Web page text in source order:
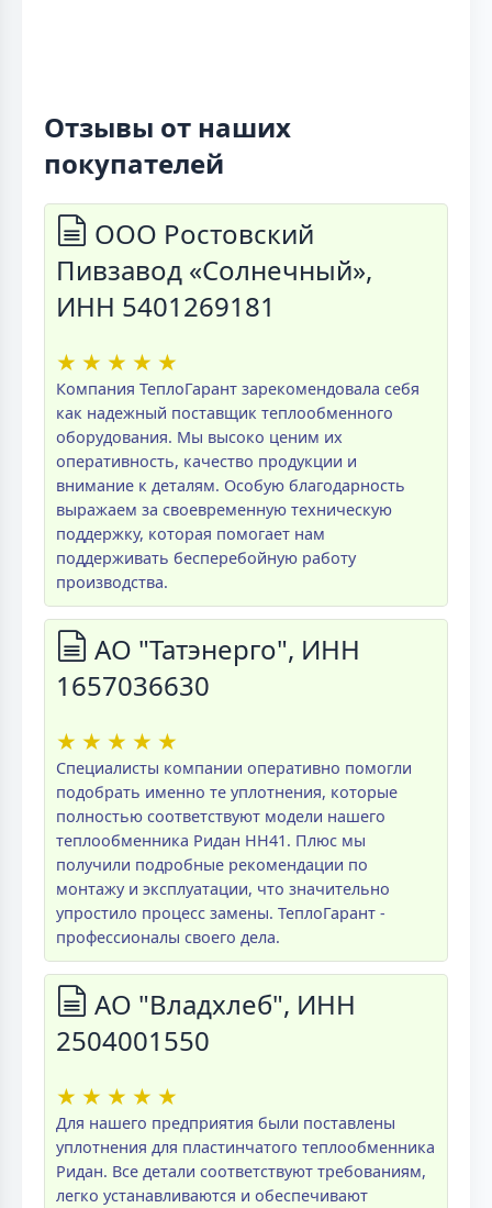
Отзывы от наших
покупателей
ООО Ростовский
Пивзавод «Солнечный»,
ИНН 5401269181
★ ★ ★ ★ ★
Компания ТеплоГарант зарекомендовала себя
как надежный поставщик теплообменного
оборудования. Мы высоко ценим их
оперативность, качество продукции и
внимание к деталям. Особую благодарность
выражаем за своевременную техническую
поддержку, которая помогает нам
поддерживать бесперебойную работу
производства.
АО "Татэнерго", ИНН
1657036630
★ ★ ★ ★ ★
Специалисты компании оперативно помогли
подобрать именно те уплотнения, которые
полностью соответствуют модели нашего
теплообменника Ридан НН41. Плюс мы
получили подробные рекомендации по
монтажу и эксплуатации, что значительно
упростило процесс замены. ТеплоГарант -
профессионалы своего дела.
АО "Владхлеб", ИНН
2504001550
★ ★ ★ ★ ★
Для нашего предприятия были поставлены
уплотнения для пластинчатого теплообменника
Ридан. Все детали соответствуют требованиям,
легко устанавливаются и обеспечивают